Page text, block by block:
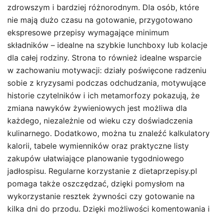
zdrowszym i bardziej różnorodnym. Dla osób, które
nie mają dużo czasu na gotowanie, przygotowano
ekspresowe przepisy wymagające minimum
składników – idealne na szybkie lunchboxy lub kolacje
dla całej rodziny. Strona to również idealne wsparcie
w zachowaniu motywacji: działy poświęcone radzeniu
sobie z kryzysami podczas odchudzania, motywujące
historie czytelników i ich metamorfozy pokazują, że
zmiana nawyków żywieniowych jest możliwa dla
każdego, niezależnie od wieku czy doświadczenia
kulinarnego. Dodatkowo, można tu znaleźć kalkulatory
kalorii, tabele wymienników oraz praktyczne listy
zakupów ułatwiające planowanie tygodniowego
jadłospisu. Regularne korzystanie z dietaprzepisy.pl
pomaga także oszczędzać, dzięki pomysłom na
wykorzystanie resztek żywności czy gotowanie na
kilka dni do przodu. Dzięki możliwości komentowania i